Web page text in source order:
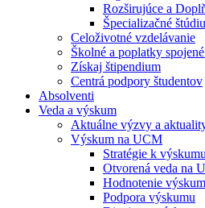
Rozširujúce a
Špecializačné
Celoživotné vzdelávanie
Školné a poplatky
Získaj štipendium
Centrá podpory študentov
Absolventi
Veda a výskum
Aktuálne výzvy a
Výskum na UCM
Stratégie k výskumu
Otvorená veda na
Hodnotenie
Podpora výskumu